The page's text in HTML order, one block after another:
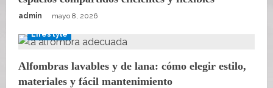
admin mayo 8, 2026
Lifestyle
Alfombras lavables y de lana: cómo elegir estilo,
materiales y fácil mantenimiento